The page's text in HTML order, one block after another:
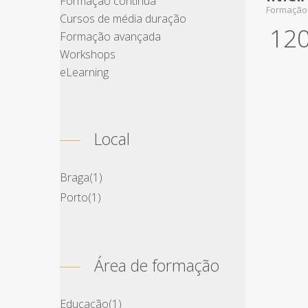
Cursos de média duração
Formação avançada
Workshops
eLearning
Local
Braga(1)
Porto(1)
Área de formação
Educação(1)